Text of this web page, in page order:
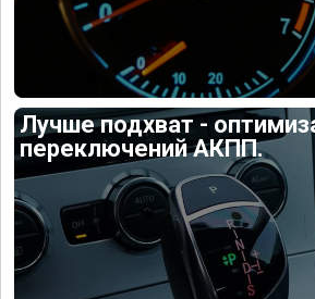
Лучше подхват -
переключений АКПП.